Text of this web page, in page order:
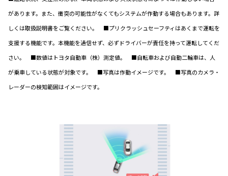
があります。また、衝突の可能性がなくてもシステムが作動する場合もあります。詳
しくは取扱説明書をご覧ください。 ■プリクラッシュセーフティはあくまで運転を
支援する機能です。本機能を過信せず、必ずドライバーが責任を持って運転してくだ
さい。 ■数値はトヨタ自動車（株）測定値。 ■自転車および自動二輪車は、人
が乗車している状態が対象です。 ■写真は作動イメージです。 ■写真のカメラ・
レーダーの検知範囲はイメージです。